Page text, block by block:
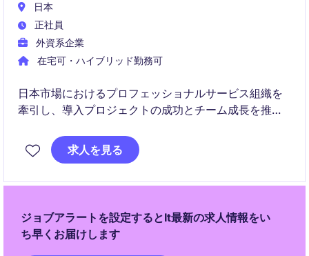
日本
正社員
外資系企業
在宅可・ハイブリッド勤務可
日本市場におけるプロフェッショナルサービス組織を
牽引し、導入プロジェクトの成功とチーム成長を推進
チームと連携しながら、顧客価値創出、組織開発、サ
ービス品質向上に大きな影響を与えることができます
求人を見る
ジョブアラートを設定するとIt最新の求人情報をい
ち早くお届けします